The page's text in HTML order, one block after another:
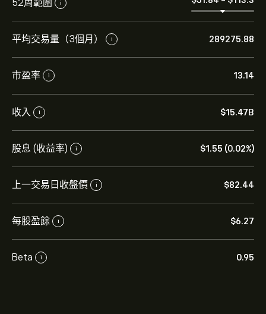
52周範圍 i
平均交易量（3個月） i 289275.88
市盈率 i 13.14
收入 i ‎$‎15.47B
股息 (收益率) i ‎$‎1.55 (0.02%)
上一交易日收盤價 i ‎$‎82.44
每股盈餘 i ‎$‎6.27
Beta i 0.95